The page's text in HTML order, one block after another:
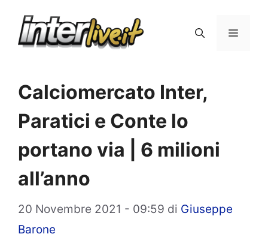
Menu
Calciomercato Inter,
Paratici e Conte lo
portano via | 6 milioni
all’anno
20 Novembre 2021 - 09:59 di Giuseppe
Barone